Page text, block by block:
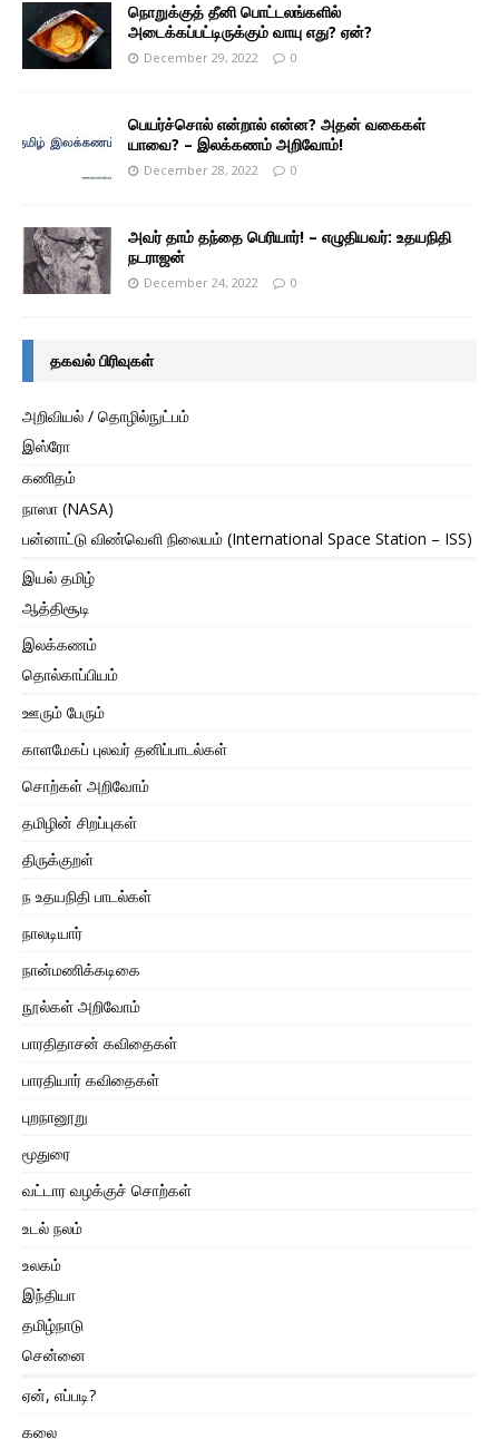
நொறுக்குத் தீனி பொட்டலங்களில்
அடைக்கப்பட்டிருக்கும் வாயு எது? ஏன்?
December 29, 2022 0
பெயர்ச்சொல் என்றால் என்ன? அதன் வகைகள்
யாவை? – இலக்கணம் அறிவோம்!
December 28, 2022 0
அவர் தாம் தந்தை பெரியார்! – எழுதியவர்: உதயநிதி
நடராஜன்
December 24, 2022 0
தகவல் பிரிவுகள்
அறிவியல் / தொழில்நுட்பம்
இஸ்ரோ
கணிதம்
நாஸா (NASA)
பன்னாட்டு விண்வெளி நிலையம் (International Space Station – ISS)
இயல் தமிழ்
ஆத்திசூடி
இலக்கணம்
தொல்காப்பியம்
ஊரும் பேரும்
காளமேகப் புலவர் தனிப்பாடல்கள்
சொற்கள் அறிவோம்
தமிழின் சிறப்புகள்
திருக்குறள்
ந உதயநிதி பாடல்கள்
நாலடியார்
நான்மணிக்கடிகை
நூல்கள் அறிவோம்
பாரதிதாசன் கவிதைகள்
பாரதியார் கவிதைகள்
புறநானூறு
மூதுரை
வட்டார வழக்குச் சொற்கள்
உடல் நலம்
உலகம்
இந்தியா
தமிழ்நாடு
சென்னை
ஏன், எப்படி?
கலை